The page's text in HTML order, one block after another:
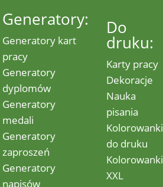
Generatory:
Generatory kart
pracy
Generatory
dyplomów
Generatory
medali
Generatory
zaproszeń
Generatory
napisów
Do
druku:
Karty pracy
Dekoracje
Nauka
pisania
Kolorowanki
do druku
Kolorowanki
XXL